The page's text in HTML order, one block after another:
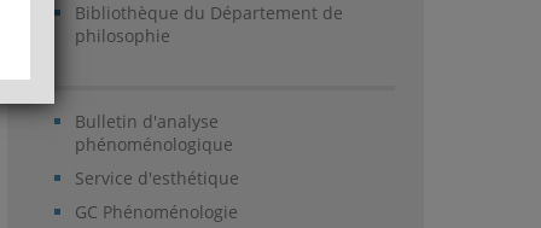
Bibliothèque du Département de
philosophie
Bulletin d'analyse
phénoménologique
Service d'esthétique
GC Phénoménologie